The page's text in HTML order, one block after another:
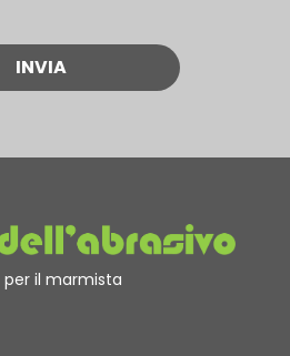
il marmista